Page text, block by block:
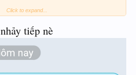
Click to expand...
nhảy tiếp nè